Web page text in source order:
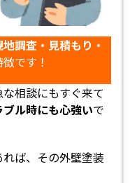
地調査・見積もり・
です！
な相談にもすぐ来て
ブル時にも心強いで
れば、その外壁塗装